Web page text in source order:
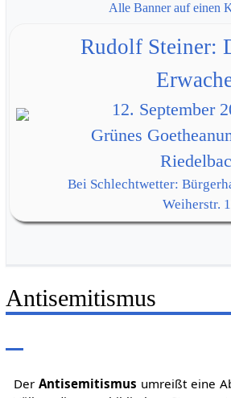
Alle Banner auf einen
Rudolf Steiner:
12. September
Grünes
Bei Schlechtwetter:
Weiherstr.
Antisemitismus
Der Antisemitismus umreißt eine